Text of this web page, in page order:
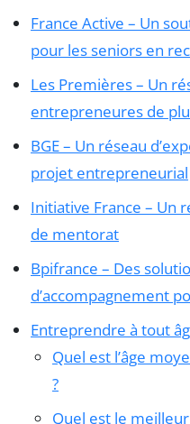
France Active – Un
pour les seniors en
Les Premières – Un
entrepreneures de
BGE – Un réseau
projet entrepreneurial
Initiative France – Un
de mentorat
Bpifrance – Des
d’accompagnement
Entreprendre à tout
Quel est l’âge
?
Quel est le